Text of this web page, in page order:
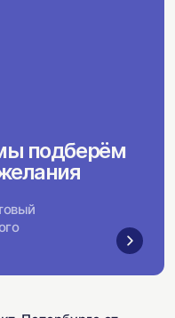
подберём